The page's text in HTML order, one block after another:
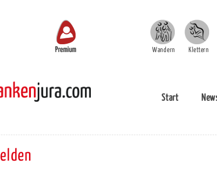
Premium Wandern Klettern
Start